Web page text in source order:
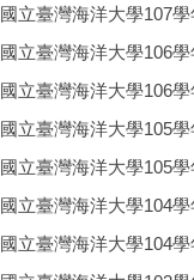
國立臺灣海洋大學107
國立臺灣海洋大學106
國立臺灣海洋大學106
國立臺灣海洋大學105
國立臺灣海洋大學105
國立臺灣海洋大學104
國立臺灣海洋大學104